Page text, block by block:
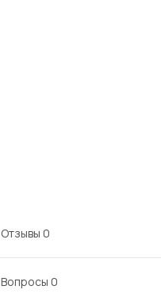
Отзывы 0
Вопросы 0